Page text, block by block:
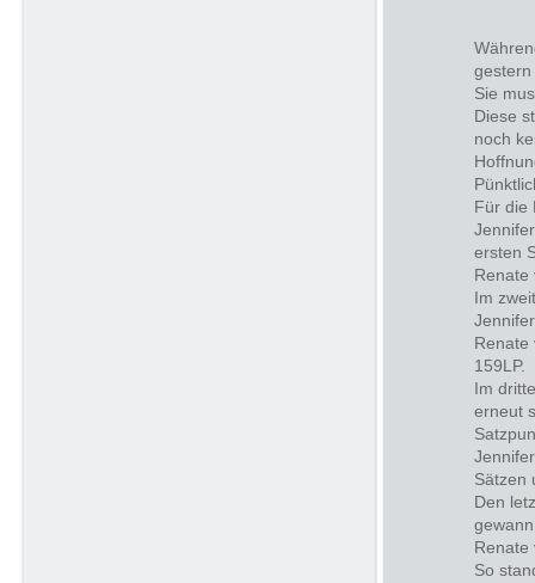
gestern
Sie
Diese
noch
Für die
ersten
Renate
Im
Renate
159LP.
Im
erneut
Sätzen
Den
Renate
So